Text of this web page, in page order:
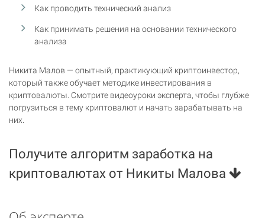
Как проводить технический анализ
Как принимать решения на основании технического
анализа
Никита Малов — опытный, практикующий криптоинвестор,
который также обучает методике инвестирования в
криптовалюты. Смотрите видеоуроки эксперта, чтобы глубже
погрузиться в тему криптовалют и начать зарабатывать на
них.
Получите алгоритм заработка на
криптовалютах от Никиты Малова